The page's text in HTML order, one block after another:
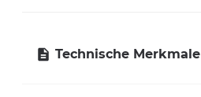
Technische Merkmale